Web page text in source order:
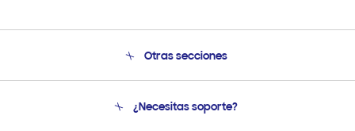
Otras secciones
Soporte
¿Necesitas soporte?